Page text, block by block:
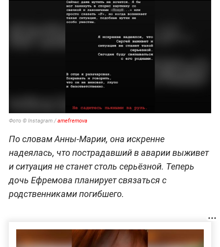
Фото © Instagram /amefremova
По словам Анны-Марии, она искренне
надеялась, что пострадавший в аварии выживет
и ситуация не станет столь серьёзной. Теперь
дочь Ефремова планирует связаться с
родственниками погибшего.